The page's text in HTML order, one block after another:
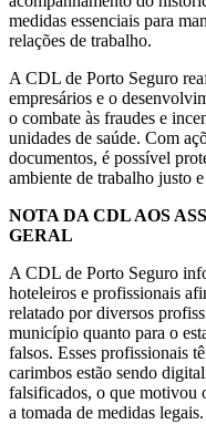
medidas essenciais para
relações de trabalho.
A CDL de Porto Seguro
empresários e o
o combate às fraudes e
unidades de saúde. Com
documentos, é possível
ambiente de trabalho justo
NOTA DA CDL AOS
GERAL
A CDL de Porto Seguro
hoteleiros e profissionais
relatado por diversos
município quanto para o
falsos. Esses profissionais
carimbos estão sendo
falsificados, o que motivou
a tomada de medidas legais.